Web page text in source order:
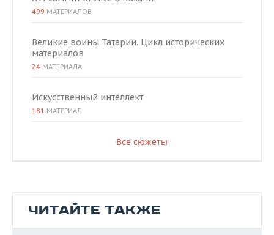
499 МАТЕРИАЛОВ
Великие воины Татарии. Цикл исторических
материалов
24 МАТЕРИАЛА
Искусственный интеллект
181 МАТЕРИАЛ
Все сюжеты
ЧИТАЙТЕ ТАКЖЕ